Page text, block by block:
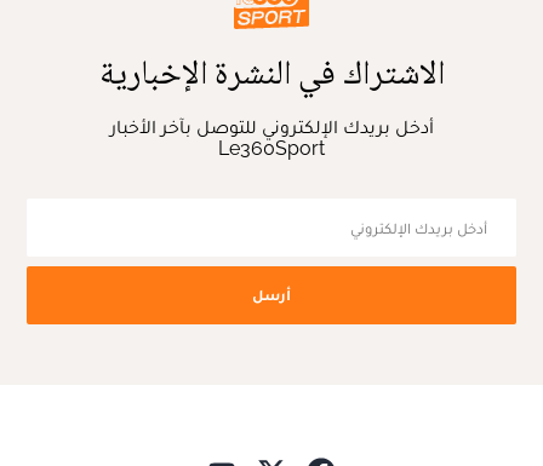
الاشتراك في النشرة الإخبارية
أدخل بريدك الإلكتروني للتوصل بآخر الأخبار
Le360Sport
أرسل